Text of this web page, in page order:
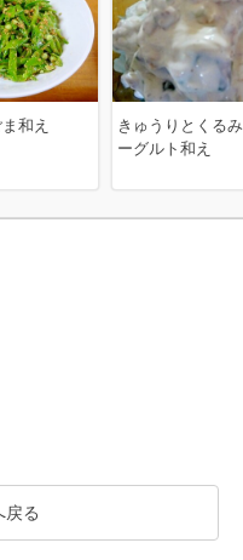
和え
きゅうりとくる
ーグルト和え
戻る